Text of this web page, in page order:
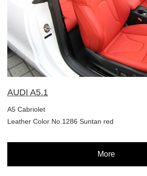
AUDI A5.1
A5 Cabriolet
Leather Color No.1286 Suntan red
More